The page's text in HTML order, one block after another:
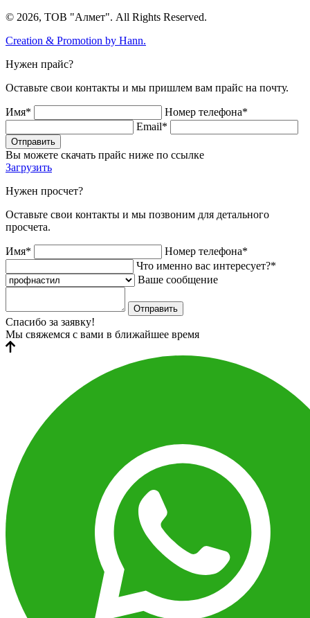
© 2026, ТОВ "Алмет". All Rights Reserved.
Creation & Promotion by Hann.
Нужен прайс?
Оставьте свои контакты и мы пришлем вам прайс на почту.
Имя*
Номер телефона*
Email*
Отправить
Вы можете скачать прайс ниже по ссылке
Загрузить
Нужен просчет?
Оставьте свои контакты и мы позвоним для детального
просчета.
Имя*
Номер телефона*
Что именно вас интересует?*
Ваше сообщение
Отправить
Спасибо за заявку!
Мы свяжемся с вами в ближайшее время